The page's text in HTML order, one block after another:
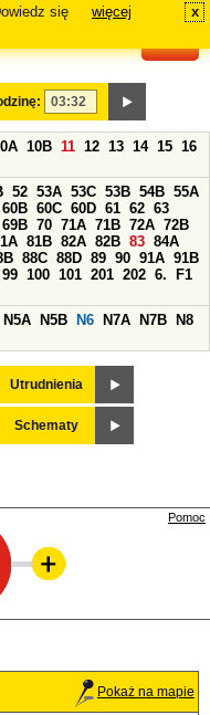
się
więcej x
10B 11 12 13 14 15 16
52 53A 53C 53B 54B 55A
60B 60C 60D 61 62 63
69B 70 71A 71B 72A 72B
81B 82A 82B 83 84A
88C 88D 89 90 91A 91B
99 100 101 201 202 6.
F1
N5A N5B N6 N7A N7B
N8
Utrudnienia
Schematy
Pomoc
Pokaż na mapie